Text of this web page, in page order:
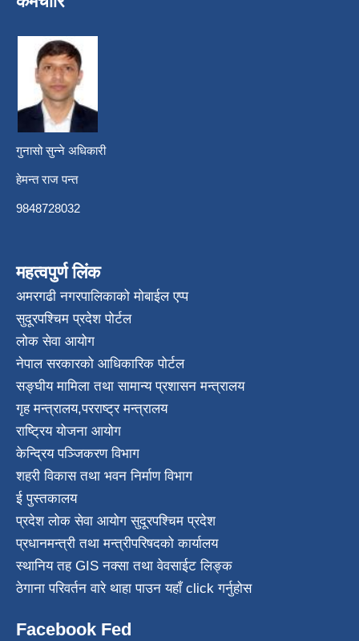
गुनासो सुन्ने अधिकारी
हेमन्त राज पन्त
9848728032
महत्वपुर्ण लिंक
अमरगढी नगरपालिकाको मोबाईल एप्प
सुदूरपश्चिम प्रदेश पोर्टल
लोक सेवा आयोग
नेपाल सरकारको आधिकारिक पोर्टल
सङ्घीय मामिला तथा सामान्य प्रशासन मन्त्रालय
गृह मन्त्रालय,परराष्ट्र मन्त्रालय
राष्ट्रिय योजना आयोग
केन्द्रिय पञ्जिकरण विभाग
शहरी विकास तथा भवन निर्माण विभाग
ई पुस्तकालय
प्रदेश लोक सेवा आयोग सुदूरपश्चिम प्रदेश
प्रधानमन्त्री तथा मन्त्रीपरिषदको कार्यालय
स्थानिय तह GIS नक्सा तथा वेवसाईट लिङ्क
ठेगाना परिवर्तन वारे थाहा पाउन यहाँ click गर्नुहोस
Facebook Fed